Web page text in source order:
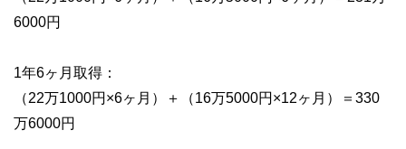
6000円
1年6ヶ月取得：
（22万1000円×6ヶ月）＋（16万5000円×12ヶ月）＝330
万6000円